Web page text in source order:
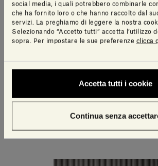
social media, i quali potrebbero combinarle
che ha fornito loro o che hanno raccolto dal
servizi. La preghiamo di leggere la nostra
Selezionando “Accetto tutti” accetta l’utilizzo
sopra. Per impostare le sue preferenze clicca
Accetta tutti i cookie
Continua senza
480,00€ - 565,00€
IVA inclusa